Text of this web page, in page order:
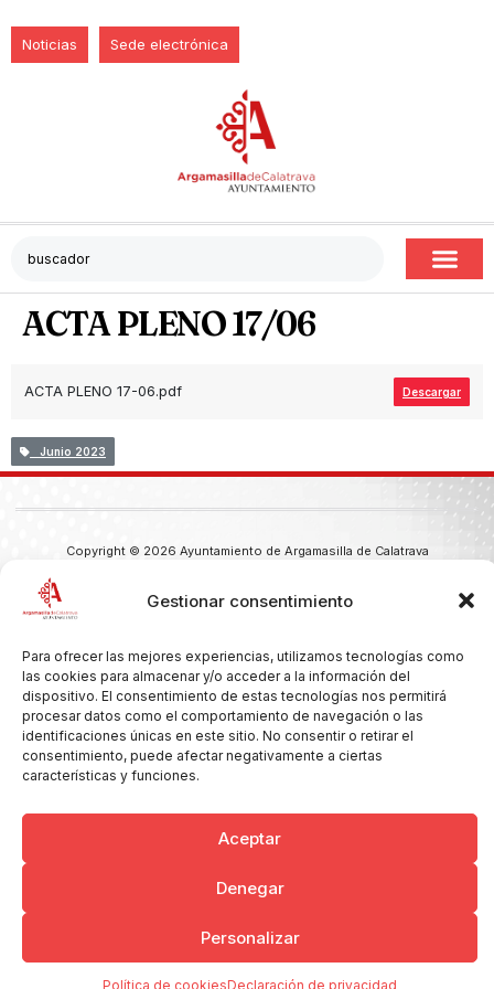
Gestionar consentimiento
Para ofrecer las mejores experiencias, utilizamos tecnologías como
las cookies para almacenar y/o acceder a la información del
dispositivo. El consentimiento de estas tecnologías nos permitirá
procesar datos como el comportamiento de navegación o las
identificaciones únicas en este sitio. No consentir o retirar el
consentimiento, puede afectar negativamente a ciertas
características y funciones.
Aceptar
Denegar
Personalizar
Política de cookiesDeclaración de privacidad
Noticias Sede electrónica
ACTA PLENO 17/06
ACTA PLENO 17-06.pdf Descargar
Junio 2023
Copyright © 2026 Ayuntamiento de Argamasilla de Calatrava